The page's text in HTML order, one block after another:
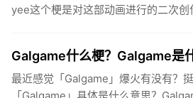
yee这个梗是对这部动画进行的二次创
Galgame什么梗？Galgame是
最近感觉「Galgame」爆火有没有？